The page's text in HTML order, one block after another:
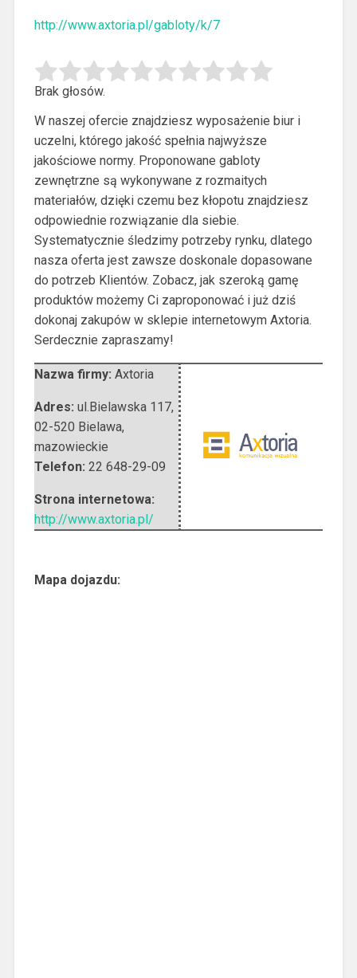
http://www.axtoria.pl/gabloty/k/7
Brak głosów.
W naszej ofercie znajdziesz wyposażenie biur i
uczelni, którego jakość spełnia najwyższe
jakościowe normy. Proponowane gabloty
zewnętrzne są wykonywane z rozmaitych
materiałów, dzięki czemu bez kłopotu znajdziesz
odpowiednie rozwiązanie dla siebie.
Systematycznie śledzimy potrzeby rynku, dlatego
nasza oferta jest zawsze doskonale dopasowane
do potrzeb Klientów. Zobacz, jak szeroką gamę
produktów możemy Ci zaproponować i już dziś
dokonaj zakupów w sklepie internetowym Axtoria.
Serdecznie zapraszamy!
Nazwa firmy: Axtoria
Adres: ul.Bielawska 117,
02-520 Bielawa,
mazowieckie
Telefon: 22 648-29-09
Strona internetowa:
http://www.axtoria.pl/
Mapa dojazdu: